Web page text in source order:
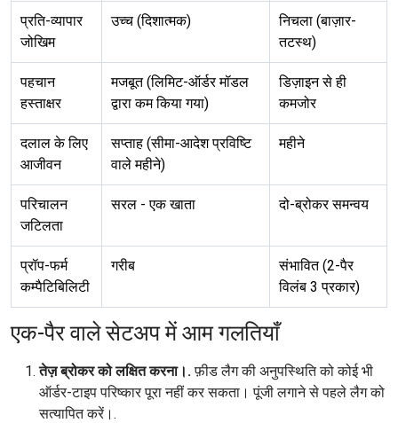
प्रति-व्यापार
जोखिम
उच्च (दिशात्मक)
निचला (बाज़ार-
तटस्थ)
पहचान
हस्ताक्षर
मजबूत (लिमिट-ऑर्डर मॉडल
द्वारा कम किया गया)
डिज़ाइन से ही
कमजोर
दलाल के लिए
आजीवन
सप्ताह (सीमा-आदेश प्रविष्टि
वाले महीने)
महीने
परिचालन
जटिलता
सरल - एक खाता दो-ब्रोकर समन्वय
प्रॉप-फर्म
कम्पैटिबिलिटी
गरीब
संभावित (2-पैर
विलंब 3 प्रकार)
एक-पैर वाले सेटअप में आम गलतियाँ
तेज़ ब्रोकर को लक्षित करना।.फ़ीड लैग की अनुपस्थिति को कोई भी
ऑर्डर-टाइप परिष्कार पूरा नहीं कर सकता। पूंजी लगाने से पहले लैग को
सत्यापित करें।.